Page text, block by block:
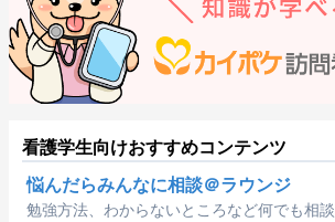
看護学生向けおすすめコンテンツ
悩んだらみんなに相談＠ラウンジ
勉強方法、わからないところなど何でも相談